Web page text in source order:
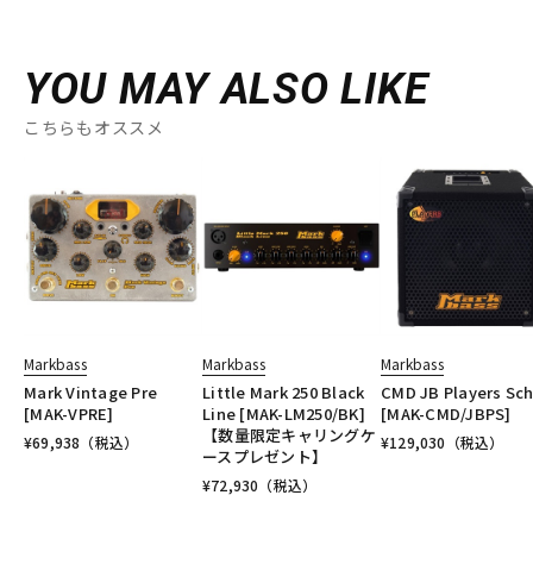
YOU MAY ALSO LIKE
こちらもオススメ
Markbass
Mark Vintage Pre
[MAK-VPRE]
¥69,938 （税込）
Markbass
Little Mark 250 Black
Line [MAK-LM250/BK]
【数量限定キャリングケ
ースプレゼント】
¥72,930 （税込）
Markbass
CMD JB Players
[MAK-CMD/JBPS]
¥129,030 （税込）